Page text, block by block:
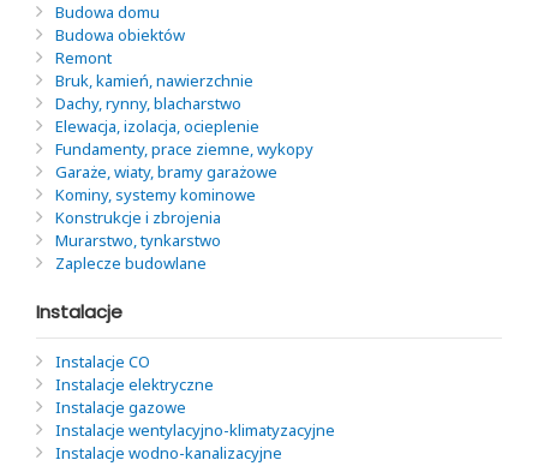
Budowa domu
Budowa obiektów
Remont
Bruk, kamień, nawierzchnie
Dachy, rynny, blacharstwo
Elewacja, izolacja, ocieplenie
Fundamenty, prace ziemne, wykopy
Garaże, wiaty, bramy garażowe
Kominy, systemy kominowe
Konstrukcje i zbrojenia
Murarstwo, tynkarstwo
Zaplecze budowlane
Instalacje
Instalacje CO
Instalacje elektryczne
Instalacje gazowe
Instalacje wentylacyjno-klimatyzacyjne
Instalacje wodno-kanalizacyjne